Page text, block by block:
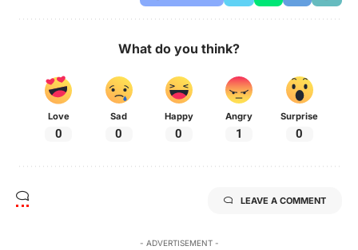
What do you think?
Love
0
Sad
0
Happy
0
Angry
1
Surprise
0
LEAVE A COMMENT
- ADVERTISEMENT -